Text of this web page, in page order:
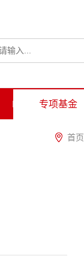
专项基金
首页